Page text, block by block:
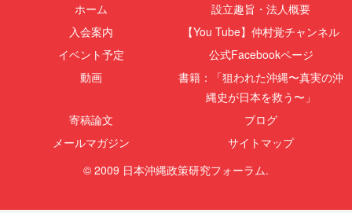
ホーム
設立趣旨・法人概要
入会案内
【You Tube】仲村覚チャンネル
イベント予定
公式Facebookページ
動画
書籍：「狙われた沖縄〜真実の沖
縄史が日本を救う〜」
寄稿論文
ブログ
メールマガジン
サイトマップ
© 2009 日本沖縄政策研究フォーラム.